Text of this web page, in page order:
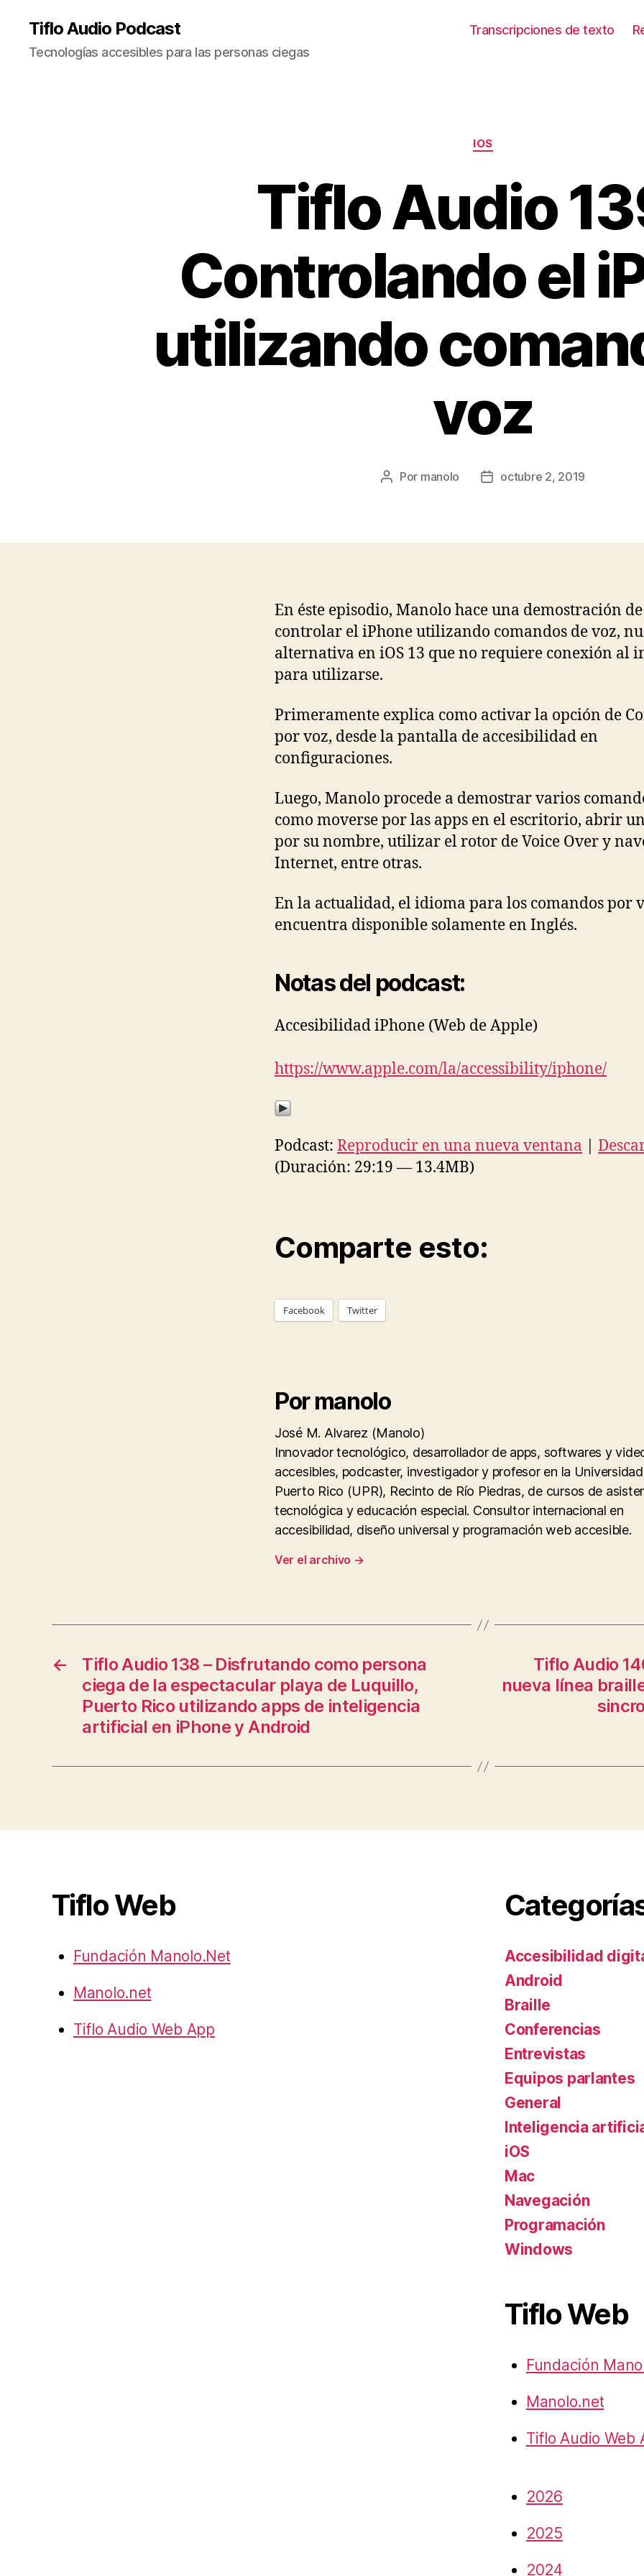
Tiflo Audio Podcast
Tecnologías accesibles para las personas ciegas
Transcripciones de texto
Categorías
IOS
Tiflo Audio
Controlando el
utilizando
voz
Autor
Por manolo
Fechaoctubre 2, 2019
En éste episodio, Manolo hace una demostración
controlar el iPhone utilizando comandos de voz,
alternativa en iOS 13 que no requiere conexión al
para utilizarse.
Primeramente explica como activar la opción de
por voz, desde la pantalla de accesibilidad en
configuraciones.
Luego, Manolo procede a demostrar varios
como moverse por las apps en el escritorio, abrir
por su nombre, utilizar el rotor de Voice Over y
Internet, entre otras.
En la actualidad, el idioma para los comandos por
encuentra disponible solamente en Inglés.
Notas del podcast:
Accesibilidad iPhone (Web de Apple)
https://www.apple.com/la/accessibility/iphone/
Podcast: Reproducir en una nueva ventana
(Duración: 29:19 — 13.4MB)
Comparte esto:
Facebook Twitter
Por manolo
José M. Alvarez (Manolo)
Innovador tecnológico, desarrollador de apps, softwares y
accesibles, podcaster, investigador y profesor en la
Puerto Rico (UPR), Recinto de Río Piedras, de cursos de
tecnológica y educación especial. Consultor internacional en
accesibilidad, diseño universal y programación web accesible.
Ver el archivo →
←
Tiflo Audio 138 – Disfrutando como persona
ciega de la espectacular playa de Luquillo,
Puerto Rico utilizando apps de inteligencia
artificial en iPhone y Android
Tiflo Audio
nueva línea
Tiflo Web
Fundación Manolo.Net
Manolo.net
Tiflo Audio Web App
Accesibilidad
Android
Braille
Conferencias
Entrevistas
Equipos parlantes
General
Inteligencia
iOS
Mac
Navegación
Programación
Windows
Tiflo Web
Fundación
Manolo.net
Tiflo Audio Web
2026
2025
2024